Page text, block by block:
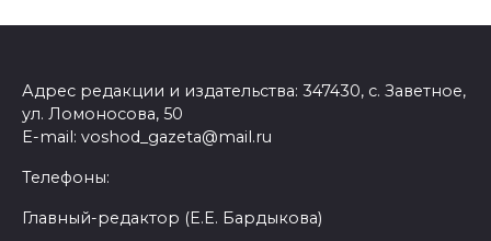
Адрес редакции и издательства: 347430, с. Заветное,
ул. Ломоносова, 50
E-mail: voshod_gazeta@mail.ru
Телефоны:
Главный-редактор (Е.Е. Бардыкова)